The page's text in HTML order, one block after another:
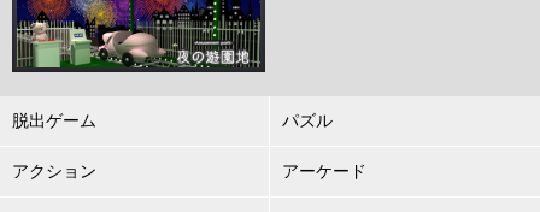
脱出ゲーム パズル
アクション アーケード